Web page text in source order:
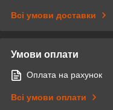
Всі умови доставки
Умови оплати
Оплата на рахунок
Всі умови оплати